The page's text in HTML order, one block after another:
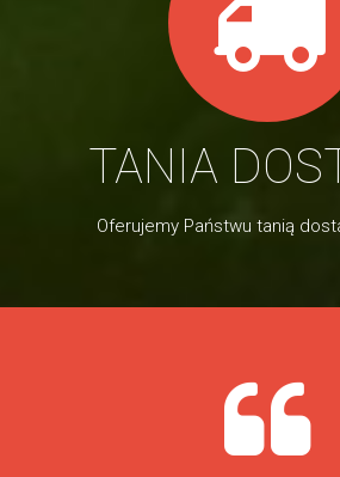
TANIA
Oferujemy Państwu tanią